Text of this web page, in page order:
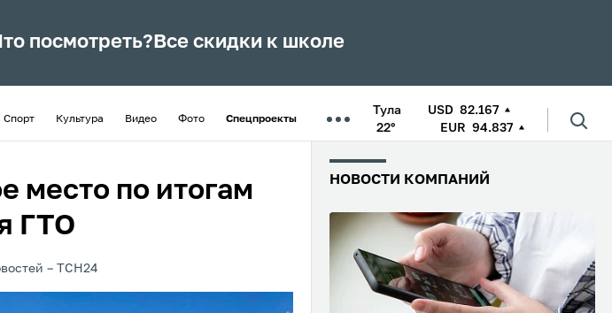
посмотреть? Все скидки к школе
Спорт Культура Видео Фото Спецпроекты
Тула
22°
USD 82.167
EUR 94.837
место по итогам
ГТО
ТСН24
НОВОСТИ КОМПАНИЙ